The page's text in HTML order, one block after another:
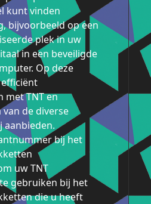
kunt vinden
bijvoorbeeld op een
plek in uw
in een beveiligde
Op deze
met TNT en
de diverse
aanbieden.
bij het
uw TNT
gebruiken bij het
die u heeft